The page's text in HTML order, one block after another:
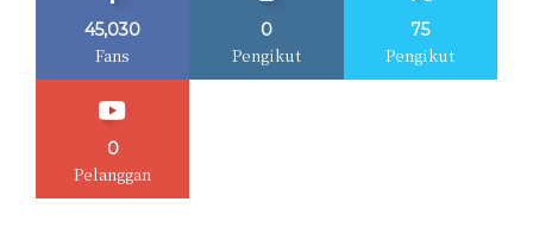
45,030
Fans
0
Pengikut
75
Pengikut
0
Pelanggan